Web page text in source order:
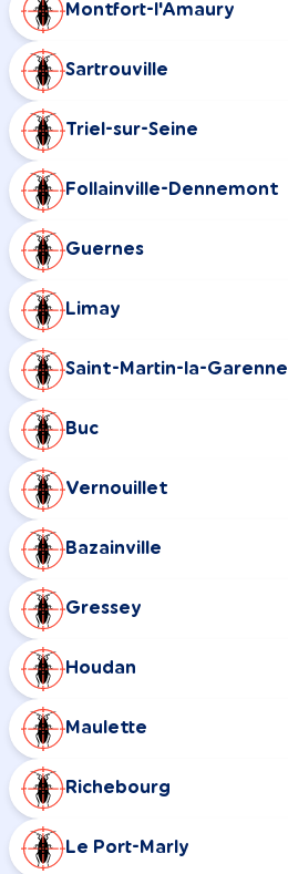
Montfort-l'Amaury
Sartrouville
Triel-sur-Seine
Follainville-Dennemont
Guernes
Limay
Saint-Martin-la-Garenne
Buc
Vernouillet
Bazainville
Gressey
Houdan
Maulette
Richebourg
Le Port-Marly